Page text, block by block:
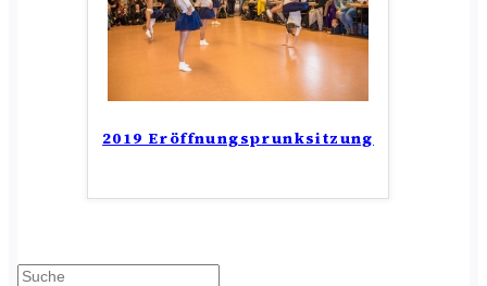
2019 Eröffnungsprunksitzung
Suchen